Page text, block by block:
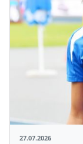
27.07.2026